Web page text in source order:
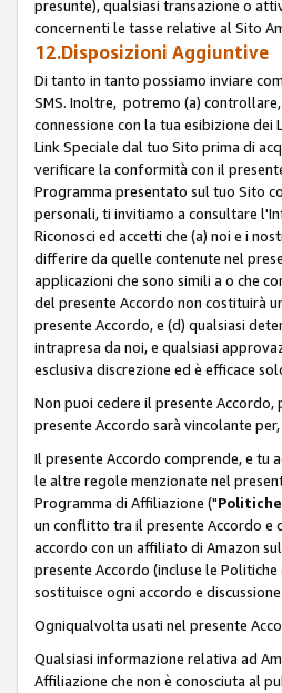
presunte), qualsiasi transazione o
concernenti le tasse relative al Sito
12.Disposizioni Aggiuntive
Di tanto in tanto possiamo inviare
SMS. Inoltre, potremo (a)
connessione con la tua esibizione
Link Speciale dal tuo Sito prima di
verificare la conformità con il
Programma presentato sul tuo Sito
personali, ti invitiamo a consultare
Riconosci ed accetti che (a) noi e i
differire da quelle contenute nel
applicazioni che sono simili a o che
del presente Accordo non costituirà
presente Accordo, e (d) qualsiasi
intrapresa da noi, e qualsiasi
esclusiva discrezione ed è efficace
Non puoi cedere il presente
presente Accordo sarà vincolante
Il presente Accordo comprende, e tu
le altre regole menzionate nel
Programma di Affiliazione ("
un conflitto tra il presente Accordo e
accordo con un affiliato di Amazon
presente Accordo (incluse le
sostituisce ogni accordo e
Ogniqualvolta usati nel presente
Qualsiasi informazione relativa ad
Affiliazione che non è conosciuta al